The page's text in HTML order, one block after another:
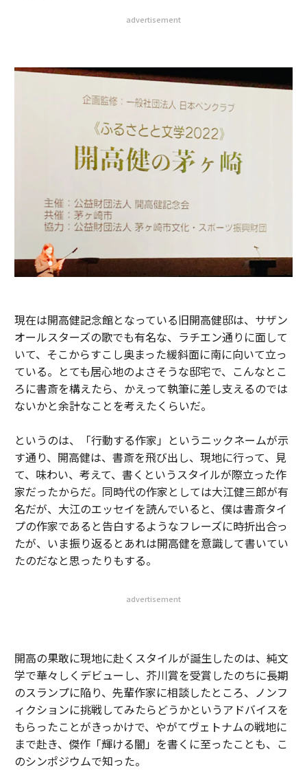
advertisement
現在は開高健記念館となっている旧開高健邸は、サザン
オールスターズの歌でも有名な、ラチエン通りに面して
いて、そこからすこし奥まった緩斜面に南に向いて立っ
ている。とても居心地のよさそうな邸宅で、こんなとこ
ろに書斎を構えたら、かえって執筆に差し支えるのでは
ないかと余計なことを考えたくらいだ。
というのは、「行動する作家」というニックネームが示
す通り、開高健は、書斎を飛び出し、現地に行って、見
て、味わい、考えて、書くというスタイルが際立った作
家だったからだ。同時代の作家としては大江健三郎が有
名だが、大江のエッセイを読んでいると、僕は書斎タイ
プの作家であると告白するようなフレーズに時折出合っ
たが、いま振り返るとあれは開高健を意識して書いてい
たのだなと思ったりもする。
advertisement
開高の果敢に現地に赴くスタイルが誕生したのは、純文
学で華々しくデビューし、芥川賞を受賞したのちに長期
のスランプに陥り、先輩作家に相談したところ、ノンフ
ィクションに挑戦してみたらどうかというアドバイスを
もらったことがきっかけで、やがてヴェトナムの戦地に
まで赴き、傑作「輝ける闇」を書くに至ったことも、こ
のシンポジウムで知った。